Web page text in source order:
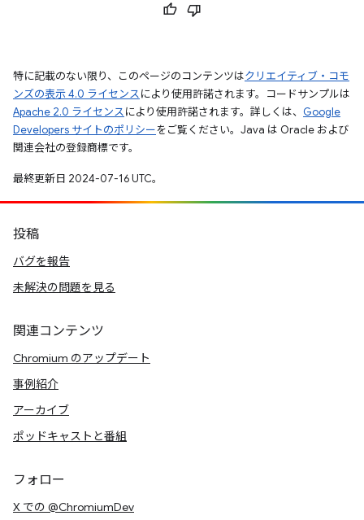
特に記載のない限り、このページのコンテンツはクリエイティブ・コモ
ンズの表示 4.0 ライセンスにより使用許諾されます。コードサンプルは
Apache 2.0 ライセンスにより使用許諾されます。詳しくは、 Google
Developers サイトのポリシーをご覧ください。Java は Oracle および
関連会社の登録商標です。
最終更新日 2024-07-16 UTC。
投稿
バグを報告
未解決の問題を見る
関連コンテンツ
Chromium のアップデート
事例紹介
アーカイブ
ポッドキャストと番組
フォロー
X での @ChromiumDev